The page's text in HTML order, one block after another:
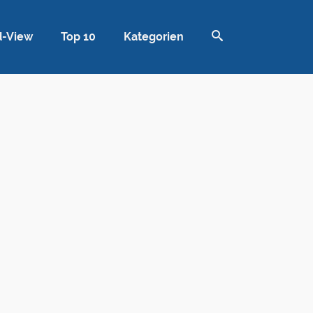
View Top 10 Kategorien